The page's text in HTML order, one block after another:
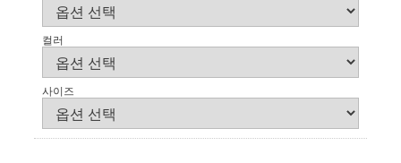
컬러
사이즈